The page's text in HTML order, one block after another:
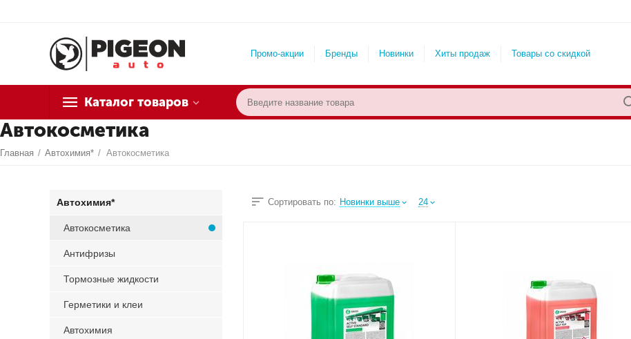
Промо-акции Бренды Новинки Хиты продаж Товары со скидкой
Каталог товаров
Автокосметика
Главная / Автохимия* / Автокосметика
Сортировать по: Новинки выше 24
Автохимия*
Автокосметика
Антифризы
Тормозные жидкости
Герметики и клеи
Автохимия